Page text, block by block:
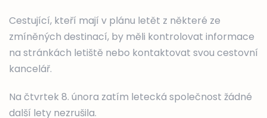
Cestující, kteří mají v plánu letět z některé ze
zmíněných destinací, by měli kontrolovat informace
na stránkách letiště nebo kontaktovat svou cestovní
kancelář.
Na čtvrtek 8. února zatím letecká společnost žádné
další lety nezrušila.